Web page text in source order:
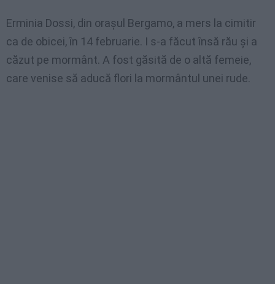
Erminia Dossi, din orașul Bergamo, a mers la cimitir
ca de obicei, în 14 februarie. I s-a făcut însă rău și a
căzut pe mormânt. A fost găsită de o altă femeie,
care venise să aducă flori la mormântul unei rude.